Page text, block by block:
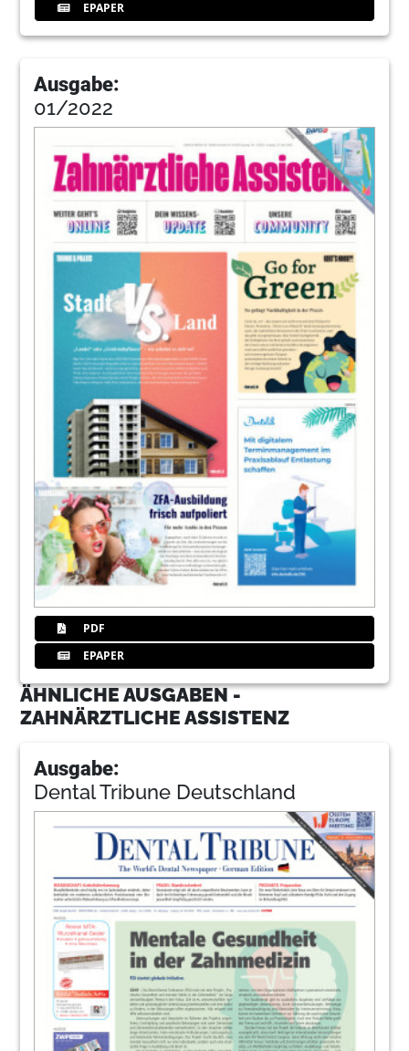
EPAPER
Ausgabe:
01/2022
PDF
EPAPER
ÄHNLICHE AUSGABEN -
ZAHNÄRZTLICHE ASSISTENZ
Ausgabe:
Dental Tribune Deutschland